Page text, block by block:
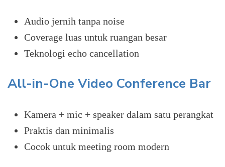
Audio jernih tanpa noise
Coverage luas untuk ruangan besar
Teknologi echo cancellation
All-in-One Video Conference Bar
Kamera + mic + speaker dalam satu perangkat
Praktis dan minimalis
Cocok untuk meeting room modern